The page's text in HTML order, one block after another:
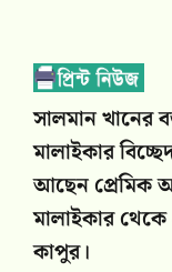
সালমান খানের
মালাইকার
আছেন প্রেমিক
মালাইকার
কাপুর।